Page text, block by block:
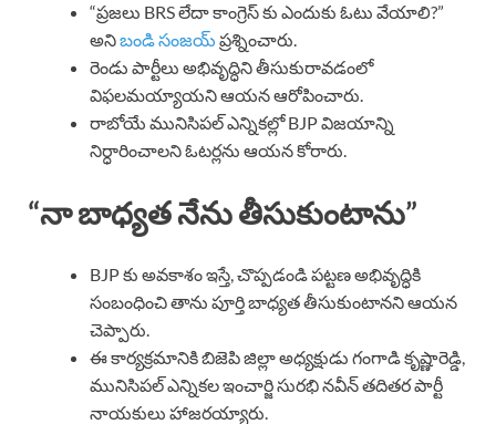
“ప్రజలు BRS లేదా కాంగ్రెస్ కు ఎందుకు ఓటు వేయాలి?”
అనిబండి సంజయ్ ప్రశ్నించారు.
రెండు పార్టీలు అభివృద్ధిని తీసుకురావడంలో
విఫలమయ్యాయని ఆయన ఆరోపించారు.
రాబోయే మునిసిపల్ ఎన్నికల్లో BJP విజయాన్ని
నిర్ధారించాలని ఓటర్లను ఆయన కోరారు.
“నా బాధ్యత నేను తీసుకుంటాను”
BJP కు అవకాశం ఇస్తే, చొప్పడండి పట్టణ అభివృద్ధికి
సంబంధించి తాను పూర్తి బాధ్యత తీసుకుంటానని ఆయన
చెప్పారు.
ఈ కార్యక్రమానికి బిజెపి జిల్లా అధ్యక్షుడు గంగాడి కృష్ణారెడ్డి,
మునిసిపల్ ఎన్నికల ఇంచార్జి సురభి నవీన్ తదితర పార్టీ
నాయకులు హాజరయ్యారు.